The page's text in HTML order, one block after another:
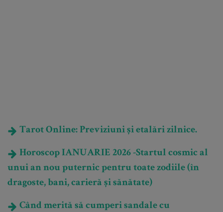
Tarot Online: Previziuni și etalări zilnice.
Horoscop IANUARIE 2026 -Startul cosmic al
unui an nou puternic pentru toate zodiile (în
dragoste, bani, carieră și sănătate)
Când merită să cumperi sandale cu